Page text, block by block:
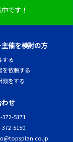
す！被写体や
整できます！
、広い範囲を
ペース全体を明
です！
催を検討の方
する
を依頼する
談をする
せ
372-5171
372-5150